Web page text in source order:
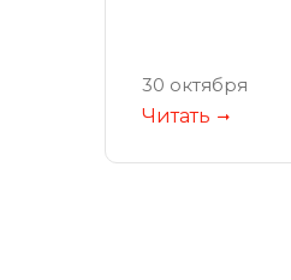
30 октября
Читать